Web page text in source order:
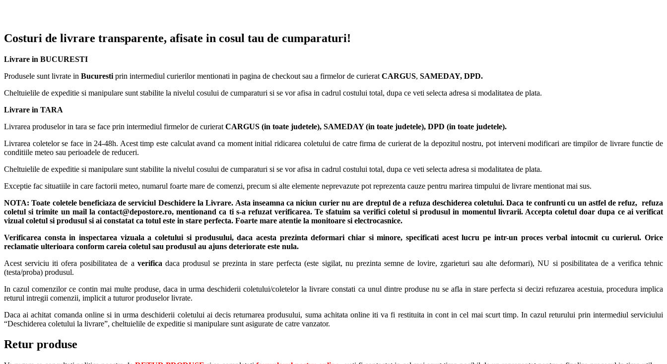
Costuri de livrare transparente, afisate in cosul tau de cumparaturi!
Livrare in BUCURESTI
Produsele sunt livrate in Bucuresti prin intermediul curierilor mentionati in pagina de checkout sau a firmelor de curierat CARGUS, SAMEDAY, DPD.
Cheltuielile de expeditie si manipulare sunt stabilite la nivelul cosului de cumparaturi si se vor afisa in cadrul costului total, dupa ce veti selecta adresa si modalitatea de plata.
Livrare in TARA
Livrarea produselor in tara se face prin intermediul firmelor de curierat CARGUS (in toate judetele), SAMEDAY (in toate judetele), DPD (in toate judetele).
Livrarea coletelor se face in 24-48h. Acest timp este calculat avand ca moment initial ridicarea coletului de catre firma de curierat de la depozitul nostru, pot interveni modificari are timpilor de livrare functie de
conditiile meteo sau perioadele de reduceri.
Cheltuielile de expeditie si manipulare sunt stabilite la nivelul cosului de cumparaturi si se vor afisa in cadrul costului total, dupa ce veti selecta adresa si modalitatea de plata.
Exceptie fac situatiile in care factorii meteo, numarul foarte mare de comenzi, precum si alte elemente neprevazute pot reprezenta cauze pentru marirea timpului de livrare mentionat mai sus.
NOTA:Toate coletele beneficiaza de serviciul Deschidere la Livrare. Asta inseamna ca niciun curier nu are dreptul de a refuza deschiderea coletului. Daca te confrunti cu un astfel de refuz, refuza
coletul si trimite un mail la contact@depostore.ro, mentionand ca ti s-a refuzat verificarea.Te sfatuim sa verifici coletul si produsul in momentul livrarii. Accepta coletul doar dupa ce ai verificat
vizual coletul si produsul si ai constatat ca totul este in stare perfecta. Foarte mare atentie la monitoare si electrocasnice.
Verificarea consta in inspectarea vizuala a coletului si produsului, daca acesta prezinta deformari chiar si minore, specificati acest lucru pe intr-un proces verbal intocmit cu curierul. Orice
reclamatie ulterioara conform careia coletul sau produsul au ajuns deteriorate este nula.
Acest serviciu iti ofera posibilitatea de a verifica daca produsul se prezinta in stare perfecta (este sigilat, nu prezinta semne de lovire, zgarieturi sau alte deformari), NU si posibilitatea de a verifica tehnic
(testa/proba) produsul.
In cazul comenzilor ce contin mai multe produse, daca in urma deschiderii coletului/coletelor la livrare constati ca unul dintre produse nu se afla in stare perfecta si decizi refuzarea acestuia, procedura implica
returul intregii comenzii, implicit a tuturor produselor livrate.
Daca ai achitat comanda online si in urma deschiderii coletului ai decis returnarea produsului, suma achitata online iti va fi restituita in cont in cel mai scurt timp. In cazul returului prin intermediul serviciului
“Deschiderea coletului la livrare”, cheltuielile de expeditie si manipulare sunt asigurate de catre vanzator.
Retur produse